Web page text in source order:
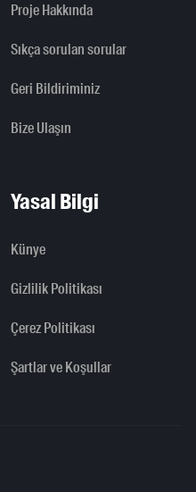
Proje Hakkında
Sıkça sorulan sorular
Geri Bildiriminiz
Bize Ulaşın
Yasal Bilgi
Künye
Gizlilik Politikası
Çerez Politikası
Şartlar ve Koşullar